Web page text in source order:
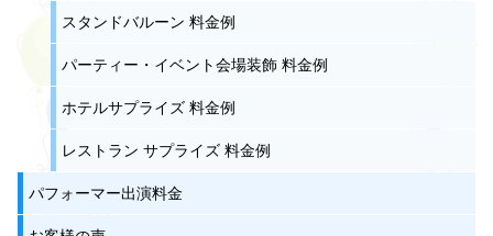
スタンドバルーン 料金例
パーティー・イベント会場装飾 料金例
ホテルサプライズ 料金例
レストラン サプライズ 料金例
パフォーマー出演料金